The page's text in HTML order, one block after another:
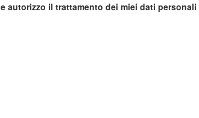
e autorizzo il trattamento dei miei dati